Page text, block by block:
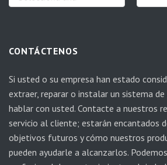
CONTÁCTENOS
Si usted o su empresa han estado
extraer, reparar o instalar un sistema
hablar con usted. Contacte a nuestros
servicio al cliente; estarán encantados
objetivos futuros y cómo nuestros
pueden ayudarle a alcanzarlos.